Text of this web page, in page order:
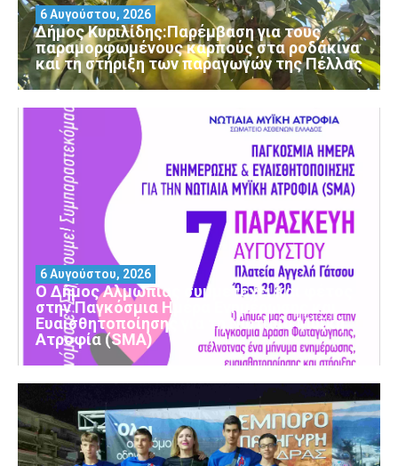
Δήμος Κυριλίδης:Παρέμβαση για τους
παραμορφωμένους καρπούς στα ροδάκινα
και τη στήριξη των παραγωγών της Πέλλας
6 Αυγούστου, 2026
Ο Δήμος Αλμωπίας συμμετέχει και φέτος
στην Παγκόσμια Ημέρα Ενημέρωσης και
Ευαισθητοποίησης για τη Νωτιαία Μυϊκή
Ατροφία (SMA)
6 Αυγούστου, 2026